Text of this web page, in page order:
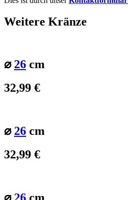
Weitere Kränze
⌀ 26 cm
32,99 €
⌀ 26 cm
32,99 €
⌀ 26 cm